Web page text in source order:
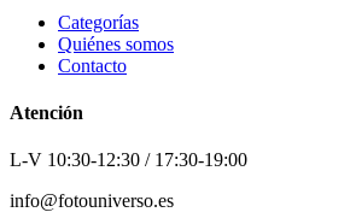
Categorías
Quiénes somos
Contacto
Atención
L-V 10:30-12:30 / 17:30-19:00
info@fotouniverso.es